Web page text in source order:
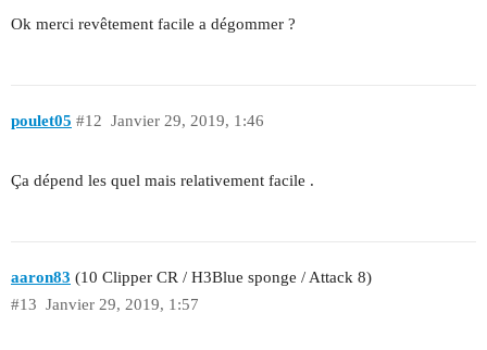
Ok merci revêtement facile a dégommer ?
poulet05 Janvier 29, 2019, 1:46
#12
Ça dépend les quel mais relativement facile .
aaron83 (10 Clipper CR / H3Blue sponge / Attack 8)
Janvier 29, 2019, 1:57
#13